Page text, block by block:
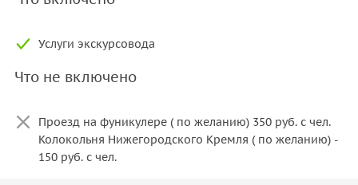
Услуги экскурсовода
Что не включено
Проезд на фуникулере ( по желанию) 350 руб. с чел.
Колокольня Нижегородского Кремля ( по желанию) -
150 руб. с чел.